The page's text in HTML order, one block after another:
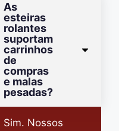
As
esteiras
rolantes
suportam
carrinhos
de
compras
e malas
pesadas?
Sim. Nossos